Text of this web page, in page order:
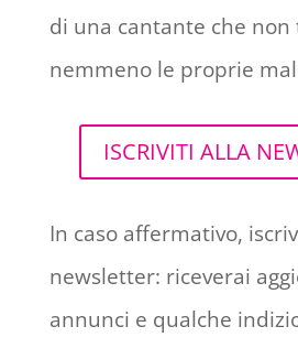
di una cantante che
nemmeno le proprie
ISCRIVITI ALLA
In caso affermativo,
newsletter: riceverai
annunci e qualche